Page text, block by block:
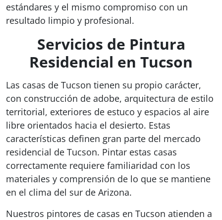
estándares y el mismo compromiso con un
resultado limpio y profesional.
Servicios de Pintura
Residencial en Tucson
Las casas de Tucson tienen su propio carácter,
con construcción de adobe, arquitectura de estilo
territorial, exteriores de estuco y espacios al aire
libre orientados hacia el desierto. Estas
características definen gran parte del mercado
residencial de Tucson. Pintar estas casas
correctamente requiere familiaridad con los
materiales y comprensión de lo que se mantiene
en el clima del sur de Arizona.
Nuestros pintores de casas en Tucson atienden a